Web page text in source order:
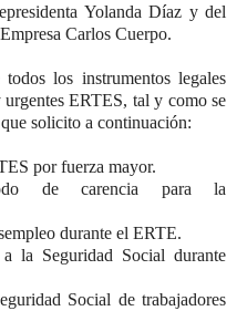
Yolanda Díaz y del
Carlos Cuerpo.
los instrumentos legales
ERTES, tal y como se
solicito a continuación:
por fuerza mayor.
de carencia para la
durante el ERTE.
Seguridad Social durante
Social de trabajadores